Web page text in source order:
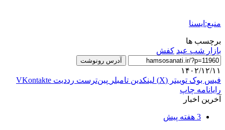
منبع:ایسنا
برچسب ها
بازار شب عید كفش
آدرس رونوشت
۱۴۰۲/۱۲/۱۱
فیس بوک توییتر (X) لینکدین ‫تامبلر ‫پین‌ترست ‫رددیت ‫VKontakte
رایانامه چاپ
آخرین اخبار
3 هفته پیش